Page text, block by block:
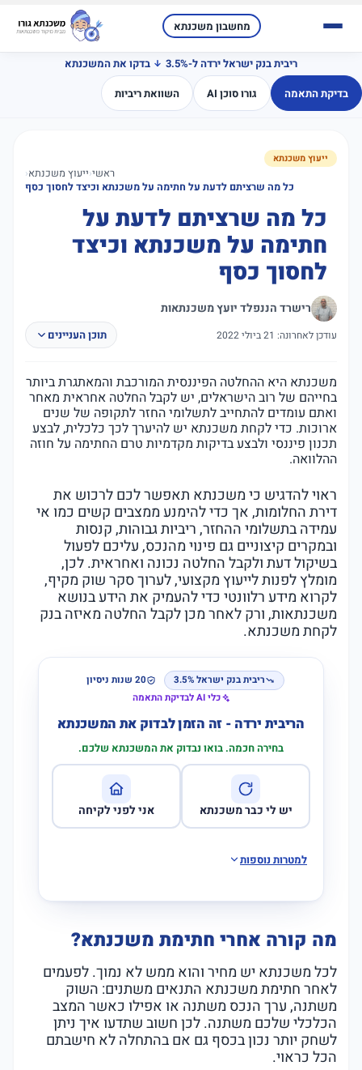
מחשבון משכנתא
ריבית בנק ישראל ירדה ל-3.5%
בדקו את המשכנתא
בדיקת התאמה
גורו סוכן AI השוואת ריביות
ייעוץ משכנתא
ראשי‹ייעוץ משכנתא‹
כל מה שרציתם לדעת על חתימה על משכנתא וכיצד לחסוך כסף
כל מה שרציתם לדעת על
חתימה על משכנתא וכיצד
לחסוך כסף
רישרד הננפלד יועץ משכנתאות
עודכן לאחרונה: 21 ביולי 2022 תוכן העניינים
משכנתא היא ההחלטה הפיננסית המורכבת והמאתגרת ביותר
בחייהם של רוב הישראלים, יש לקבל החלטה אחראית מאחר
ואתם עומדים להתחייב לתשלומי החזר לתקופה של שנים
ארוכות. כדי לקחת משכנתא יש להיערך לכך כלכלית, לבצע
תכנון פיננסי ולבצע בדיקות מקדמיות טרם החתימה על חוזה
ההלוואה.
ראוי להדגיש כי משכנתא תאפשר לכם לרכוש את
דירת החלומות, אך כדי להימנע ממצבים קשים כמו אי
עמידה בתשלומי ההחזר, ריביות גבוהות, קנסות
ובמקרים קיצוניים גם פינוי מהנכס, עליכם לפעול
בשיקול דעת ולקבל החלטה נכונה ואחראית. לכן,
מומלץ לפנות לייעוץ מקצועי, לערוך סקר שוק מקיף,
לקרוא מידע רלוונטי כדי להעמיק את הידע בנושא
משכנתאות, ורק לאחר מכן לקבל החלטה מאיזה בנק
לקחת משכנתא.
ריבית בנק ישראל 3.5%
20 שנות ניסיון
כלי AI לבדיקת התאמה
הריבית ירדה - זה הזמן לבדוק את המשכנתא
בחירה חכמה. בואו נבדוק את המשכנתא שלכם.
יש לי כבר משכנתא אני לפני לקיחה
למטרות נוספות
מה קורה אחרי חתימת משכנתא?
לכל משכנתא יש מחיר והוא ממש לא נמוך. לפעמים
לאחר חתימת משכנתא התנאים משתנים: השוק
משתנה, ערך הנכס משתנה או אפילו כאשר המצב
הכלכלי שלכם משתנה. לכן חשוב שתדעו איך ניתן
לשחק יותר נכון בכסף גם אם בהתחלה לא חישבתם
הכל כראוי.